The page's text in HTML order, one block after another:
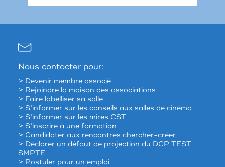
Nous contacter pour:
> Devenir membre associé
> Rejoindre la maison des associations
> Faire labelliser sa salle
> S’informer sur les conseils aux salles de cinéma
> S’informer sur les mires CST
> S’inscrire à une formation
> Candidater aux rencontres chercher-créer
> Déclarer un défaut de projection du DCP TEST
SMPTE
> Postuler pour un emploi